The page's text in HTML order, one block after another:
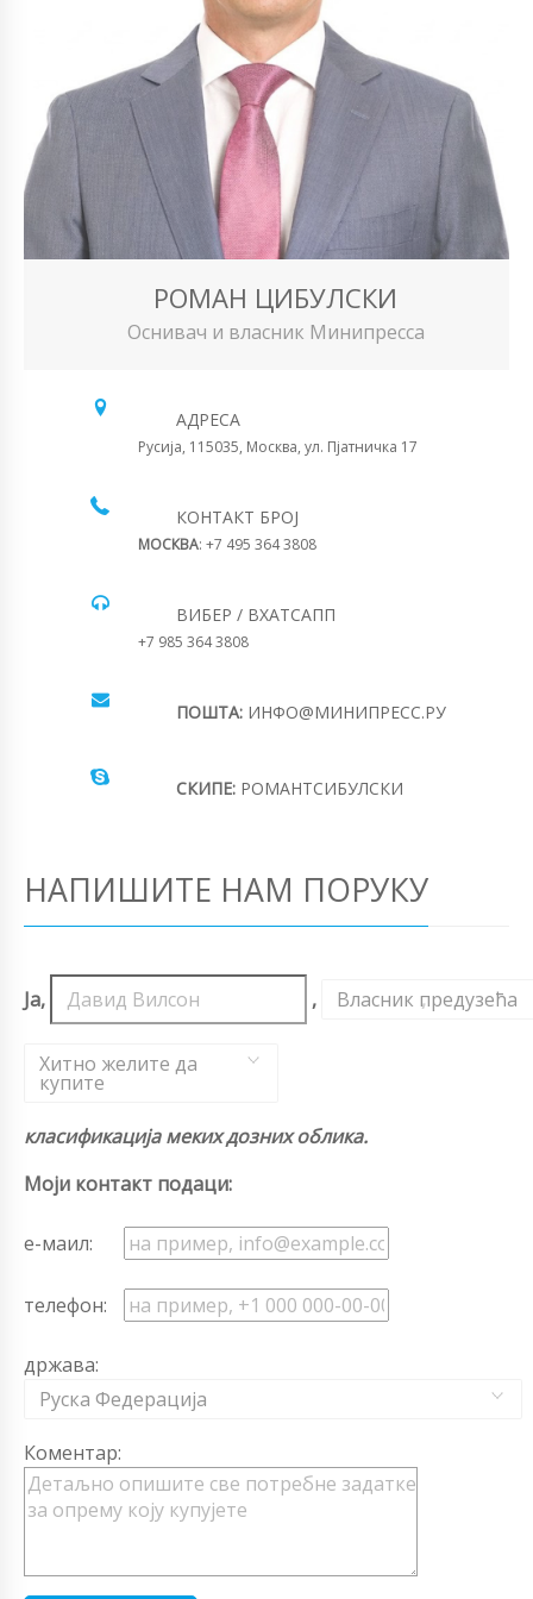
РОМАН ЦИБУЛСКИ
Оснивач и власник Минипресса
АДРЕСА
Русија, 115035, Москва, ул. Пјатничка 17
КОНТАКТ БРОЈ
МОСКВА: +7 495 364 3808
ВИБЕР / ВХАТСАПП
+7 985 364 3808
ПОШТА: ИНФО@МИНИПРЕСС.РУ
СКИПЕ: РОМАНТСИБУЛСКИ
НАПИШИТЕ НАМ ПОРУКУ
Ја, , Власник предузећа
,
Хитно желите да
купите
класификација меких дозних облика.
Моји контакт подаци:
е-маил:
телефон:
држава:
Руска Федерација
Коментар: